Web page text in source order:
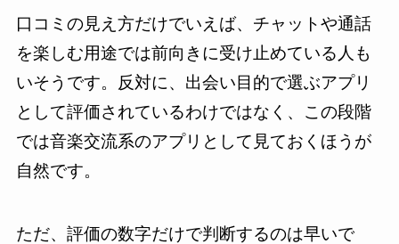
口コミの見え方だけでいえば、チャットや通話
を楽しむ用途では前向きに受け止めている人も
いそうです。反対に、出会い目的で選ぶアプリ
として評価されているわけではなく、この段階
では音楽交流系のアプリとして見ておくほうが
自然です。
ただ、評価の数字だけで判断するのは早いで